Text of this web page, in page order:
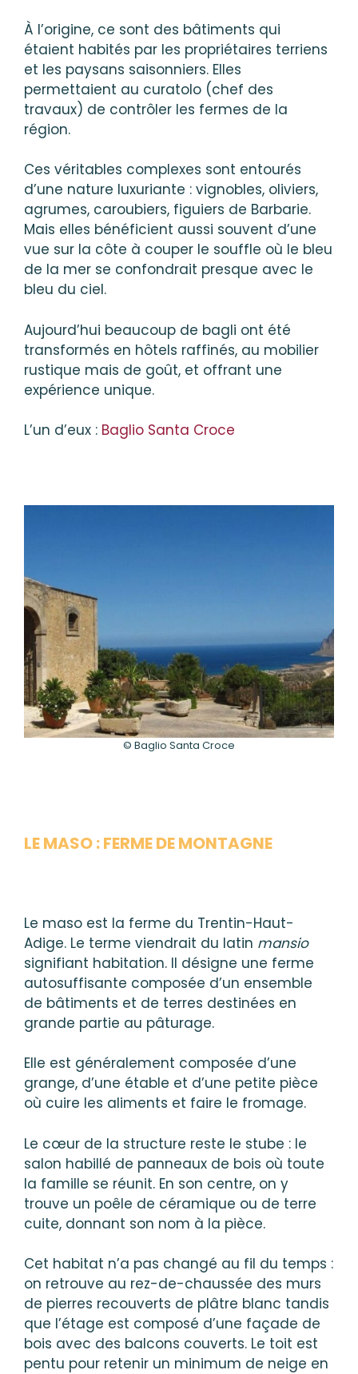
À l’origine, ce sont des bâtiments qui
étaient habités par les propriétaires terriens
et les paysans saisonniers. Elles
permettaient au curatolo (chef des
travaux) de contrôler les fermes de la
région.
Ces véritables complexes sont entourés
d’une nature luxuriante : vignobles, oliviers,
agrumes, caroubiers, figuiers de Barbarie.
Mais elles bénéficient aussi souvent d’une
vue sur la côte à couper le souffle où le bleu
de la mer se confondrait presque avec le
bleu du ciel.
Aujourd’hui beaucoup de bagli ont été
transformés en hôtels raffinés, au mobilier
rustique mais de goût, et offrant une
expérience unique.
L’un d’eux : Baglio Santa Croce
© Baglio Santa Croce
LE MASO : FERME DE MONTAGNE
Le maso est la ferme du Trentin-Haut-
Adige. Le terme viendrait du latin mansio
signifiant habitation. Il désigne une ferme
autosuffisante composée d’un ensemble
de bâtiments et de terres destinées en
grande partie au pâturage.
Elle est généralement composée d’une
grange, d’une étable et d’une petite pièce
où cuire les aliments et faire le fromage.
Le cœur de la structure reste le stube : le
salon habillé de panneaux de bois où toute
la famille se réunit. En son centre, on y
trouve un poêle de céramique ou de terre
cuite, donnant son nom à la pièce.
Cet habitat n’a pas changé au fil du temps :
on retrouve au rez-de-chaussée des murs
de pierres recouverts de plâtre blanc tandis
que l’étage est composé d’une façade de
bois avec des balcons couverts. Le toit est
pentu pour retenir un minimum de neige en